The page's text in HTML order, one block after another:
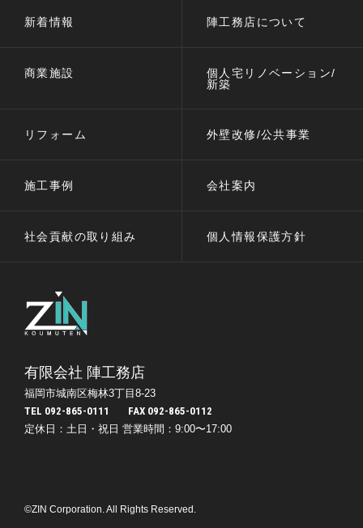
新着情報 陣工務店について
商業施設
個人宅リノベーション/
新築
リフォーム 外壁改修/公共事業
施工事例 会社案内
社会貢献の取り組み 個人情報保護方針
有限会社 陣工務店
福岡市城南区梅林3丁目8-23
TEL 092-865-0111
FAX 092-865-0112
定休日：土日・祝日 営業時間：9:00〜17:00
©ZIN Corporation. All Rights Reserved.